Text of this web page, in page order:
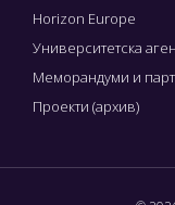
Horizon Europe
Университетска
Меморандуми и
Проекти (архив)